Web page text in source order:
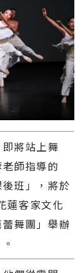
將站上舞
師指導的
後班」，將於
蓮客家文化
舞團」舉辦